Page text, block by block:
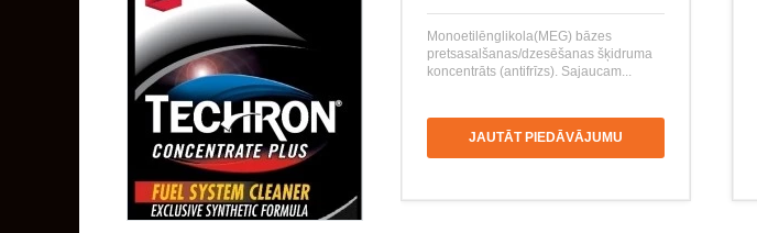
Monoetilēnglikola(MEG) bāzes
pretsasalšanas/dzesēšanas šķidruma
koncentrāts (antifrīzs). Sajaucam...
JAUTĀT PIEDĀVĀJUMU